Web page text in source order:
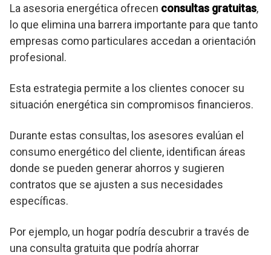
La asesoria energética ofrecen consultas gratuitas,
lo que elimina una barrera importante para que tanto
empresas como particulares accedan a orientación
profesional.
Esta estrategia permite a los clientes conocer su
situación energética sin compromisos financieros.
Durante estas consultas, los asesores evalúan el
consumo energético del cliente, identifican áreas
donde se pueden generar ahorros y sugieren
contratos que se ajusten a sus necesidades
específicas.
Por ejemplo, un hogar podría descubrir a través de
una consulta gratuita que podría ahorrar